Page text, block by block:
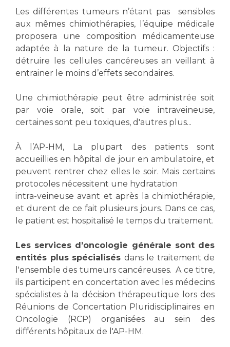
Salon des familles
Transports sanitaires
Vos droits, vos devoirs
Handicap
Handi 13
Pôle Médecine Physique et Réadaptation
Accueil sourds et malentendants
Charte Romain Jacob
Mouvement Parcours Handicap 13
Activité physique
Médecine nucléaire
Maladies rares
Les structures de recherche
Écoles et Instituts de Formation
Professionnels de santé
Adresser un patient
Réseaux de soins
Adresser un examen au Laboratoire de Biologie
Médicale
Radiologie / Imagerie
Cancérologie
Anatomie et Cytologie Pathologiques
Adresser un examen au Laboratoire d'Infectiologie
Centres de référence Maladies Rares
Plateforme d'Expertise Maladies Rares
Presse / Multimédia
Les différentes tumeurs n’étant pas sensibles
aux mêmes chimiothérapies, l’équipe médicale
proposera une composition médicamenteuse
adaptée à la nature de la tumeur. Objectifs :
détruire les cellules cancéreuses an veillant à
entrainer le moins d’effets secondaires.
Une chimiothérapie peut être administrée soit
par voie orale, soit par voie intraveineuse,
certaines sont peu toxiques, d'autres plus...
À l’AP-HM, La plupart des patients sont
accueillies en hôpital de jour en ambulatoire, et
peuvent rentrer chez elles le soir. Mais certains
protocoles nécessitent une hydratation
intra-veineuse avant et après la chimiothérapie,
et durent de ce fait plusieurs jours. Dans ce cas,
le patient est hospitalisé le temps du traitement.
Les services d’oncologie générale sont des
entités plus spécialisés dans le traitement de
l'ensemble des tumeurs cancéreuses. A ce titre,
ils participent en concertation avec les médecins
spécialistes à la décision thérapeutique lors des
Réunions de Concertation Pluridisciplinaires en
Oncologie (RCP) organisées au sein des
différents hôpitaux de l'AP-HM.